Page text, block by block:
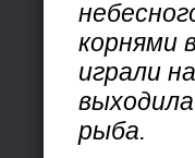
корнями
играли
рыба.